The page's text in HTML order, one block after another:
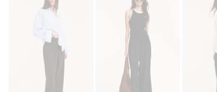
Pellavasekoitetta olevat leveät housut,